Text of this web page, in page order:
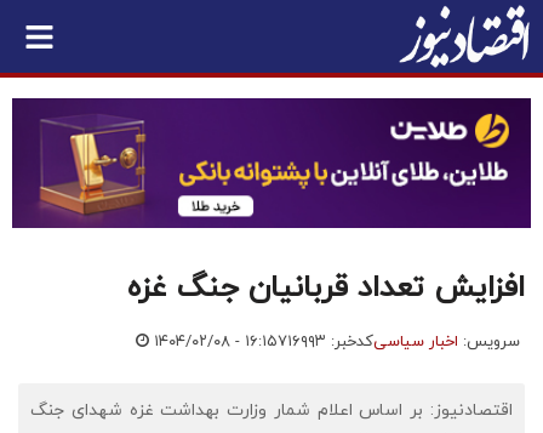
افزایش تعداد قربانیان جنگ غزه
سرویس: اخبار سیاسیکدخبر: ۷۱۶۹۹۳ ۱۴۰۴/۰۲/۰۸ - ۱۶:۱۵
اقتصادنیوز: بر اساس اعلام شمار وزارت بهداشت غزه شهدای جنگ